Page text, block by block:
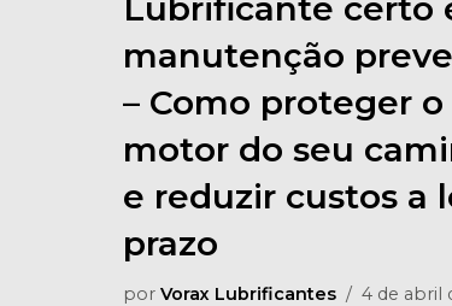
Lubrificante certo
manutenção
– Como proteger o
motor do seu
e reduzir custos a
prazo
por Vorax Lubrificantes 4 de abril